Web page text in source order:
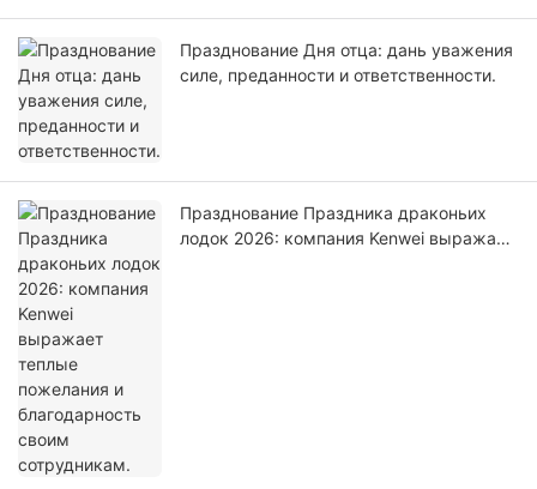
Празднование Дня отца: дань уважения
силе, преданности и ответственности.
Празднование Праздника драконьих
лодок 2026: компания Kenwei выражает